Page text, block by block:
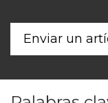
Enviar un